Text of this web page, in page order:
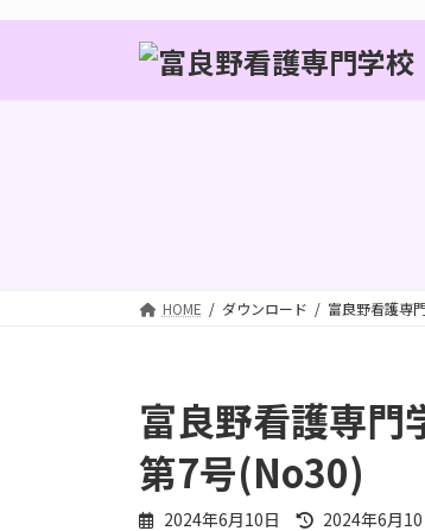
コ
ン
ナ
ー
HOME ダウンロード 富良野看護専
富良野看護専門
第7号(No30)
2024年6月10日
最
2024年6月10